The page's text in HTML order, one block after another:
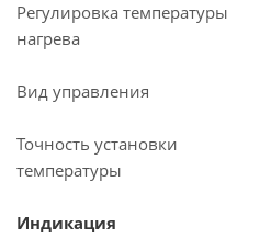
Регулировка температуры
нагрева
Вид управления
Точность установки
температуры
Индикация